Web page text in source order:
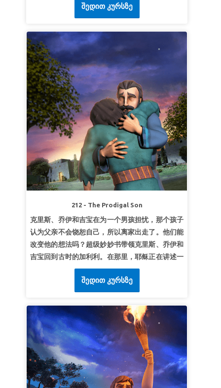
们的关系怎样得到修复。孩子们学习：只要悔改，
每个人都可以得到饶恕。
第1课：彼得与耶稣
超级真理：耶稣知道我的软弱。
超级经文：因我们的大祭司并非不能体恤我们的软
弱。祂也曾凡事都受过试探，与我们一样，只是祂
没有犯罪。《希伯来书》4:15（和合本）
第2课：耶稣呼唤我
超级真理：跌倒时，耶稣呼唤我。
超级经文：“你们中间谁有一百只羊失去一只，不
把这九十九只撇在旷野、去找那失去的羊，直到找
着呢？”《路加福音》15：4（和合本）
第3课：耶稣爱我
是高处的，是低处的，是别的受造之
物，都不能叫我们与上帝的爱隔绝；这爱是在我们
的主基督耶稣里的。《罗马书》8:39（和合本）
შედით კურსზე
212 - The Prodigal Son
克里斯、乔伊和吉宝在为一个男孩担忧，那个孩子
认为父亲不会饶恕自己，所以离家出走了。他们能
改变他的想法吗？超级妙妙书带领克里斯、乔伊和
吉宝回到古时的加利利。在那里，耶稣正在讲述一
个浪子的寓言故事。见证一个年轻人如何踏上自由
和冒险的旅程，却发现自己最渴望的竟是父亲的
爱。孩子们学到：我们慈爱的天父总是乐意饶恕。
第1课乐意饶恕
超级真理：我们的天父总是乐意宽恕。
超级经文： 主啊，你本为良善，乐意饶恕人，有丰
盛的慈爱赐给凡求告你的人。 《诗篇》86：5（和
合本）
第2课上帝耐心等候
შედით კურსზე